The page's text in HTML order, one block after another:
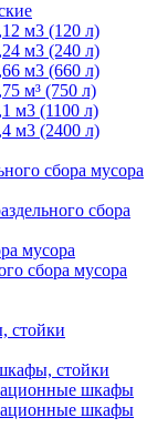
м3 (120 л)
м3 (240 л)
м3 (660 л)
м³ (750 л)
м3 (1100 л)
м3 (2400 л)
сбора мусора
сбора
мусора
сбора мусора
стойки
стойки
шкафы
шкафы